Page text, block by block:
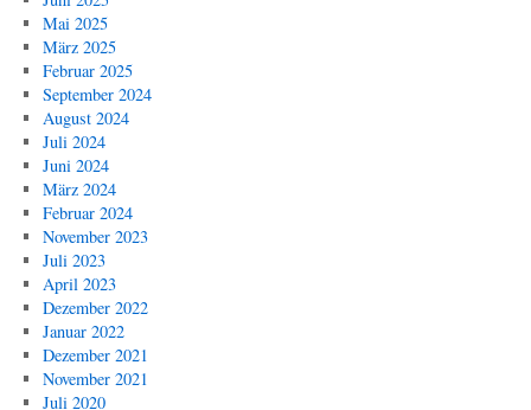
Mai 2025
März 2025
Februar 2025
September 2024
August 2024
Juli 2024
Juni 2024
März 2024
Februar 2024
November 2023
Juli 2023
April 2023
Dezember 2022
Januar 2022
Dezember 2021
November 2021
Juli 2020